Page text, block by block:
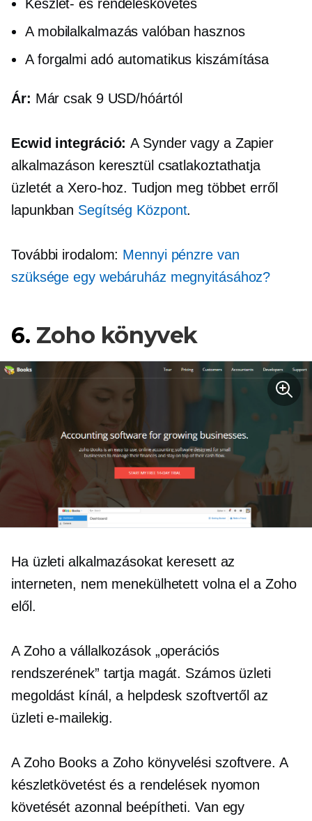
Készlet- és rendeléskövetés
A mobilalkalmazás valóban hasznos
A forgalmi adó automatikus kiszámítása
Ár: Már csak 9 USD/hóártól
Ecwid integráció:A Synder vagy a Zapier
alkalmazáson keresztül csatlakoztathatja
üzletét a Xero-hoz. Tudjon meg többet erről
lapunkban Segítség Központ.
További irodalom: Mennyi pénzre van
szüksége egy webáruház megnyitásához?
6. Zoho könyvek
Ha üzleti alkalmazásokat keresett az
interneten, nem menekülhetett volna el a Zoho
elől.
A Zoho a vállalkozások „operációs
rendszerének” tartja magát. Számos üzleti
megoldást kínál, a helpdesk szoftvertől az
üzleti e-mailekig.
A Zoho Books a Zoho könyvelési szoftvere. A
készletkövetést és a rendelések nyomon
követését azonnal beépítheti. Van egy